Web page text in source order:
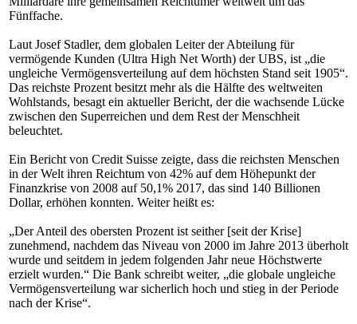
Fünffache.
Laut Josef Stadler, dem globalen Leiter der Abteilung für
vermögende Kunden (Ultra High Net Worth) der UBS, ist „die
ungleiche Vermögensverteilung auf dem höchsten Stand seit 1905“.
Das reichste Prozent besitzt mehr als die Hälfte des weltweiten
Wohlstands, besagt ein aktueller Bericht, der die wachsende Lücke
zwischen den Superreichen und dem Rest der Menschheit
beleuchtet.
Ein Bericht von Credit Suisse zeigte, dass die reichsten Menschen
in der Welt ihren Reichtum von 42% auf dem Höhepunkt der
Finanzkrise von 2008 auf 50,1% 2017, das sind 140 Billionen
Dollar, erhöhen konnten. Weiter heißt es:
„Der Anteil des obersten Prozent ist seither [seit der Krise]
zunehmend, nachdem das Niveau von 2000 im Jahre 2013 überholt
wurde und seitdem in jedem folgenden Jahr neue Höchstwerte
erzielt wurden.“ Die Bank schreibt weiter, „die globale ungleiche
Vermögensverteilung war sicherlich hoch und stieg in der Periode
nach der Krise“.